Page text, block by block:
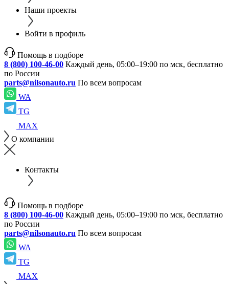
Наши проекты
Войти в профиль
Помощь в подборе
8 (800) 100-46-00 Каждый день, 05:00–19:00 по мск, бесплатно
по России
parts@nilsonauto.ru По всем вопросам
WA
TG
MAX
О компании
Контакты
Помощь в подборе
8 (800) 100-46-00 Каждый день, 05:00–19:00 по мск, бесплатно
по России
parts@nilsonauto.ru По всем вопросам
WA
TG
MAX